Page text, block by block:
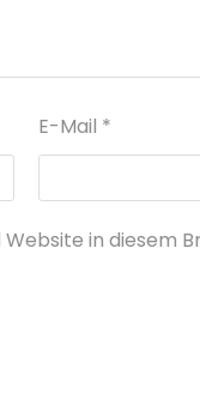
E-Mail *
Website in diesem